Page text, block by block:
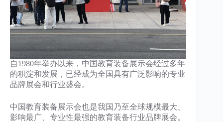
自1980年举办以来，中国教育装备展示会经过多年
的积淀和发展，已经成为全国具有广泛影响的专业
品牌展会和行业盛会。
中国教育装备展示会也是我国乃至全球规模最大、
影响最广、专业性最强的教育装备行业品牌展会。